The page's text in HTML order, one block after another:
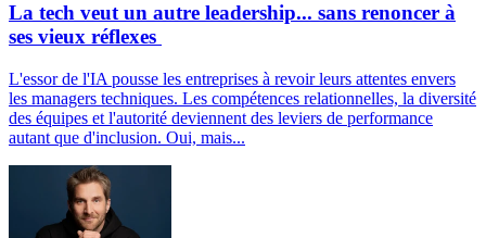
La tech veut un autre leadership... sans renoncer à
ses vieux réflexes
L'essor de l'IA pousse les entreprises à revoir leurs attentes envers
les managers techniques. Les compétences relationnelles, la diversité
des équipes et l'autorité deviennent des leviers de performance
autant que d'inclusion. Oui, mais...